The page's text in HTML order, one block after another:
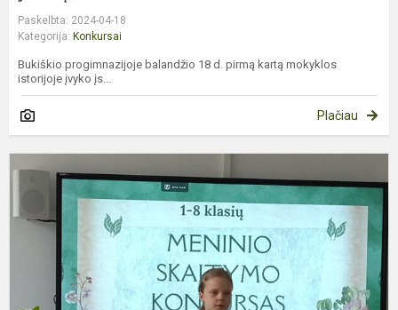
Paskelbta: 2024-04-18
Kategorija: Konkursai
Bukiškio progimnazijoje balandžio 18 d. pirmą kartą mokyklos
istorijoje įvyko įs...
Plačiau